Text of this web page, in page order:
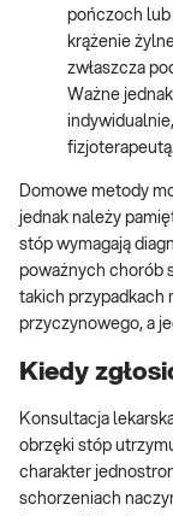
pończoch lub
krążenie
zwłaszcza
Ważne
fizjoterapeutą.
Domowe metody
jednak należy
stóp wymagają
poważnych chorób
takich przypadkach
przyczynowego, a
Kiedy
Konsultacja
obrzęki stóp
charakter
schorzeniach